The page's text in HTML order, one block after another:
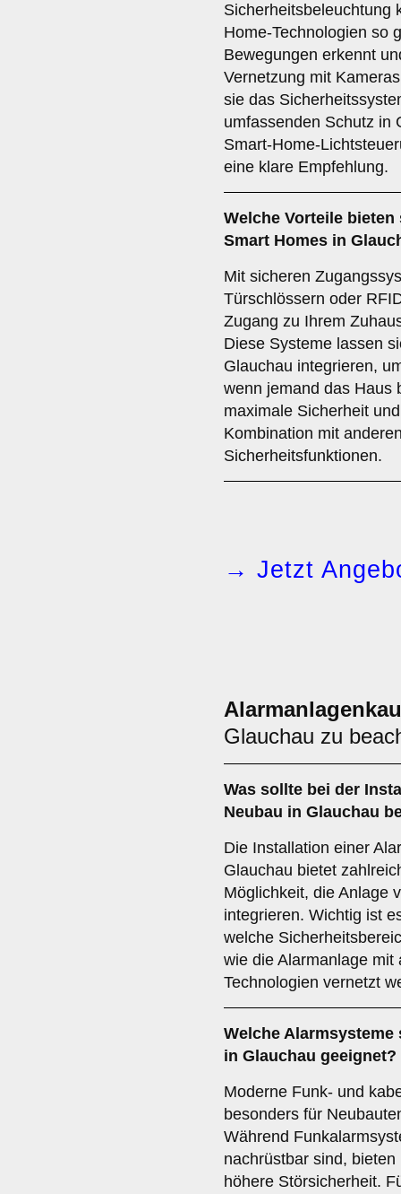
Sicherheitsbeleuchtung
Home-Technologien so
Bewegungen erkennt
Vernetzung mit
sie das
umfassenden Schutz in
Smart-Home-
eine klare Empfehlung.
Welche Vorteile bieten
Smart Homes in
Mit sicheren
Türschlössern oder
Zugang zu Ihrem
Diese Systeme lassen
Glauchau integrieren,
wenn jemand das Haus
maximale Sicherheit
Kombination mit
Sicherheitsfunktionen.
→ Jetzt
Glauchau zu
Was sollte bei der
Neubau in Glauchau
Die Installation einer
Glauchau bietet
Möglichkeit, die Anlage
integrieren. Wichtig ist
welche
wie die Alarmanlage
Technologien vernetzt
Welche Alarmsysteme
in Glauchau geeignet?
Moderne Funk- und
besonders für
Während
nachrüstbar sind,
höhere Störsicherheit.